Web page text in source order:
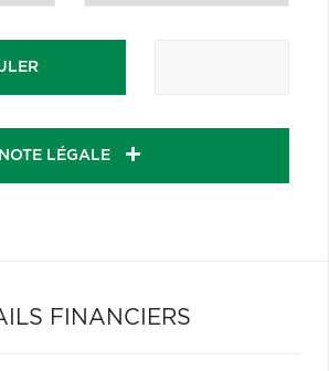
NOTE LÉGALE
FINANCIERS